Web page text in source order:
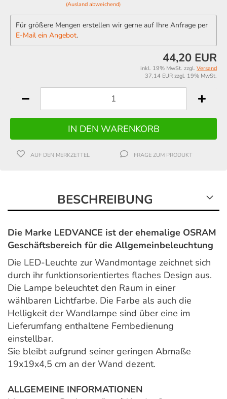
(Ausland abweichend)
Für größere Mengen erstellen wir gerne auf Ihre Anfrage per
E-Mail ein Angebot.
44,20 EUR
inkl. 19% MwSt. zzgl. Versand
37,14 EUR zzgl. 19% MwSt.
AUF DEN MERKZETTEL FRAGE ZUM PRODUKT
BESCHREIBUNG
Die Marke LEDVANCE ist der ehemalige OSRAM
Geschäftsbereich für die Allgemeinbeleuchtung
Die LED-Leuchte zur Wandmontage zeichnet sich
durch ihr funktionsorientiertes flaches Design aus.
Die Lampe beleuchtet den Raum in einer
wählbaren Lichtfarbe. Die Farbe als auch die
Helligkeit der Wandlampe sind über eine im
Lieferumfang enthaltene Fernbedienung
einstellbar.
Sie bleibt aufgrund seiner geringen Abmaße
19x19x4,5 cm an der Wand dezent.
ALLGEMEINE INFORMATIONEN